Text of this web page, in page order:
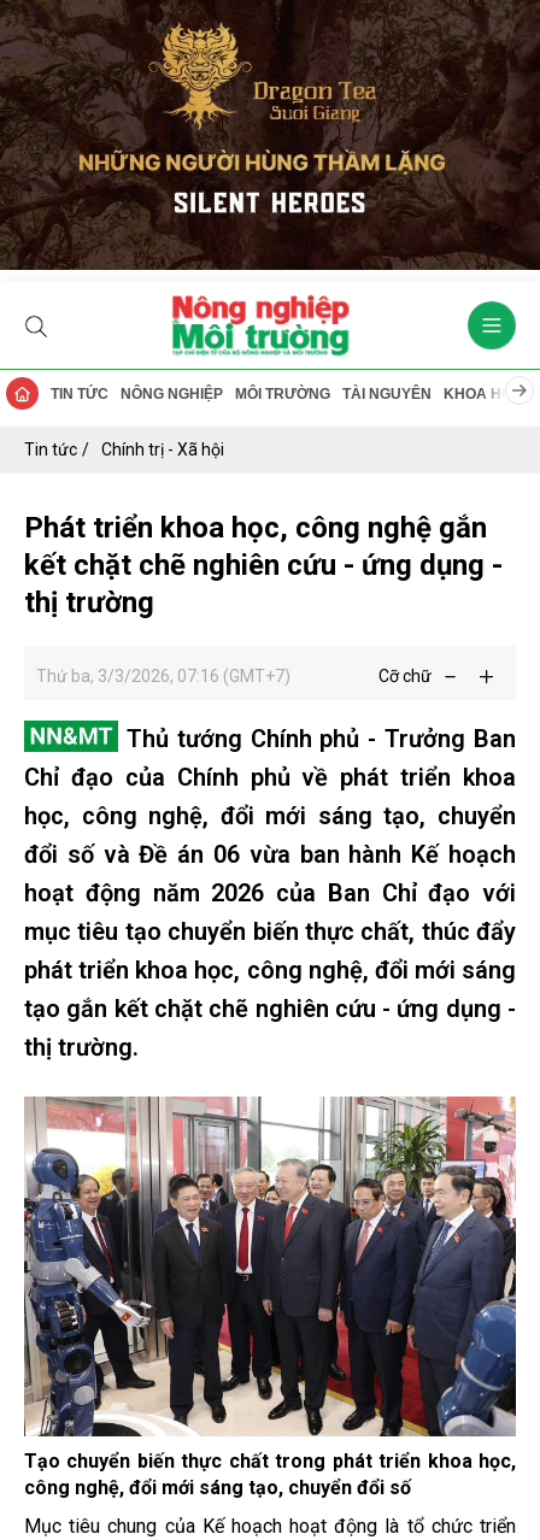
TIN TỨC NÔNG NGHIỆP MÔI TRƯỜNG TÀI NGUYÊN KHOA HỌC
Tin tức Chính trị - Xã hội
Phát triển khoa học, công nghệ gắn
kết chặt chẽ nghiên cứu - ứng dụng -
thị trường
Thứ ba, 3/3/2026, 07:16 (GMT+7) Cỡ chữ
Thủ tướng Chính phủ - Trưởng Ban
Chỉ đạo của Chính phủ về phát triển khoa
học, công nghệ, đổi mới sáng tạo, chuyển
đổi số và Đề án 06 vừa ban hành Kế hoạch
hoạt động năm 2026 của Ban Chỉ đạo với
mục tiêu tạo chuyển biến thực chất, thúc đẩy
phát triển khoa học, công nghệ, đổi mới sáng
tạo gắn kết chặt chẽ nghiên cứu - ứng dụng -
thị trường.
Tạo chuyển biến thực chất trong phát triển khoa học,
công nghệ, đổi mới sáng tạo, chuyển đổi số
Mục tiêu chung của Kế hoạch hoạt động là tổ chức triển